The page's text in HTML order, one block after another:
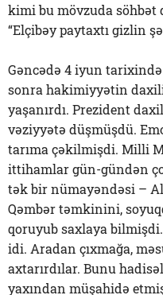
kimi bu mövzuda
“Elçibəy paytaxtı gizlin
Gəncədə 4 iyun
sonra hakimiyyətin
yaşanırdı. Prezident
vəziyyətə düşmüşdü.
tarıma çəkilmişdi. Milli
ittihamlar gün-gündən
tək bir nümayəndəsi –
Qəmbər təmkinini,
qoruyub saxlaya
idi. Aradan çıxmağa,
axtarırdılar. Bunu
yaxından müşahidə